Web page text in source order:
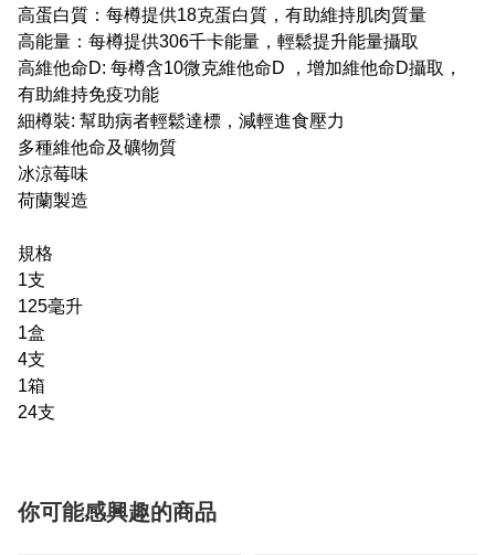
高蛋白質：每樽提供18克蛋白質，有助維持肌肉質量
高能量：每樽提供306千卡能量，輕鬆提升能量攝取
高維他命D: 每樽含10微克維他命D ，增加維他命D攝取，
有助維持免疫功能
細樽裝: 幫助病者輕鬆達標，減輕進食壓力
多種維他命及礦物質
冰涼莓味
荷蘭製造
規格
1支
125毫升
1盒
4支
1箱
24支
你可能感興趣的商品